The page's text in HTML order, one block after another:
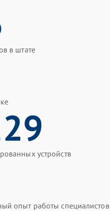
в штате
устройств
опыт работы специалистов